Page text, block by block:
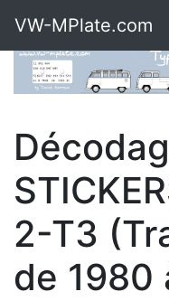
VW-MPlate.com
2-T3
de 1980